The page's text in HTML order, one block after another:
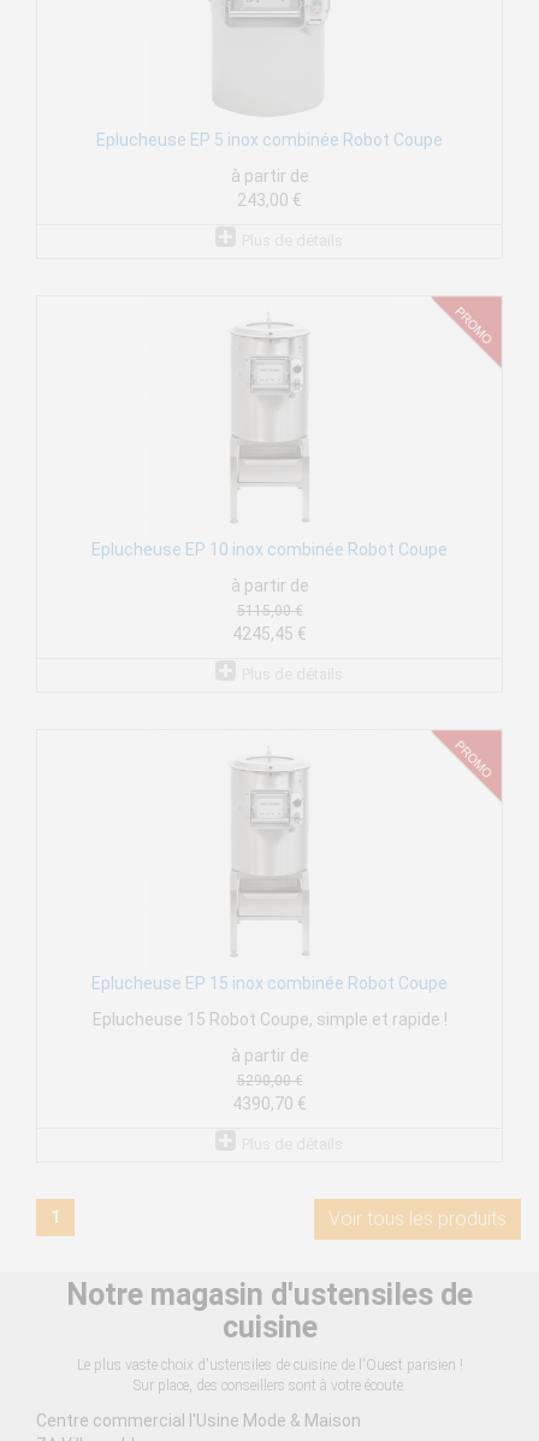
Eplucheuse EP 5 inox combinée Robot Coupe
à partir de
243,00 €
Eplucheuse EP 10 inox combinée Robot Coupe
à partir de
5115,00 €
4245,45 €
Eplucheuse EP 15 inox combinée Robot Coupe
Eplucheuse 15 Robot Coupe, simple et rapide !
à partir de
5290,00 €
4390,70 €
1 Voir tous les produits
Notre magasin d'ustensiles de
cuisine
Le plus vaste choix d'ustensiles de cuisine de l'Ouest parisien !
Sur place, des conseillers sont à votre écoute.
Centre commercial l'Usine Mode & Maison